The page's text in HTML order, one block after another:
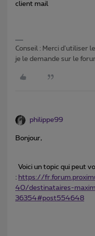
client mail
Conseil : Merci d'utiliser
je le demande sur le
philippe99
Bonjour,
Voici un topic qui peut
: https://
40/destinataires-
36354#post554648